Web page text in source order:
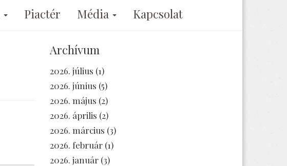
Piactér Média Kapcsolat
Archívum
2026. július (1)
2026. június (5)
2026. május (2)
2026. április (2)
2026. március (3)
2026. február (1)
2026. január (3)